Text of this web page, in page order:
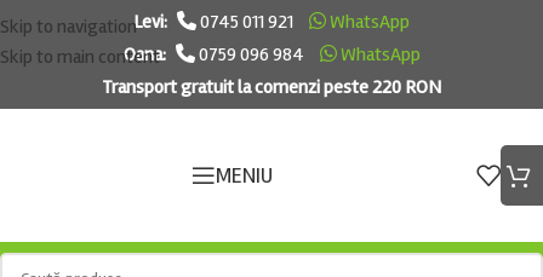
Skip to navigation
Skip to main content
Levi: 0745 011 921
WhatsApp
Oana:
0759 096 984
WhatsApp
Transport gratuit la comenzi peste 220 RON
MENIU